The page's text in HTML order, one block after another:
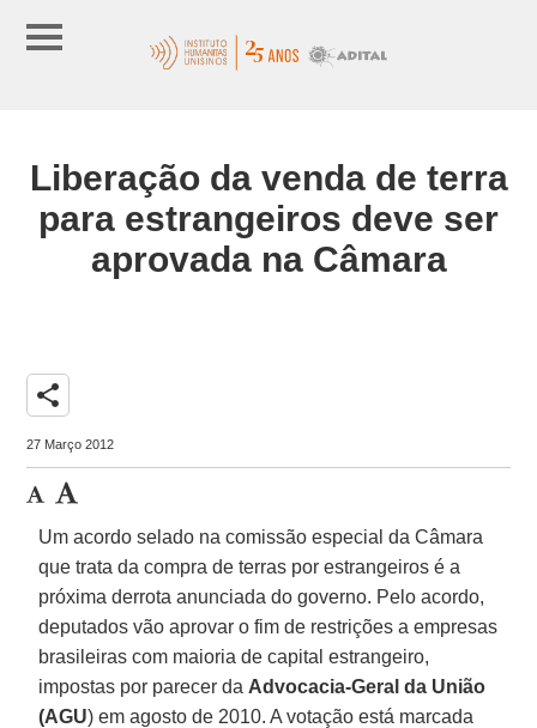
Liberação da venda de terra
para estrangeiros deve ser
aprovada na Câmara
share
27 Março 2012
Um acordo selado na comissão especial da Câmara
que trata da compra de terras por estrangeiros é a
próxima derrota anunciada do governo. Pelo acordo,
deputados vão aprovar o fim de restrições a empresas
brasileiras com maioria de capital estrangeiro,
impostas por parecer da Advocacia-Geral da União
(AGU) em agosto de 2010. A votação está marcada